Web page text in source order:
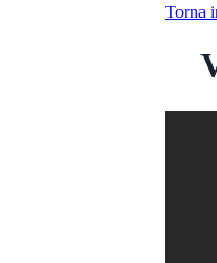
Torna